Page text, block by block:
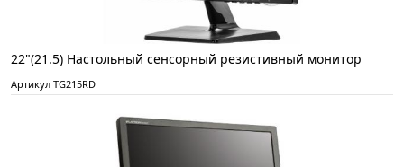
22"(21.5) Настольный сенсорный резистивный монитор
Артикул TG215RD